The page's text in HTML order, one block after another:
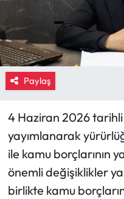
Paylaş
4 Haziran 2026
yayımlanarak
ile kamu borçlarının
önemli değişiklikler
birlikte kamu
İskilip Haberleri
Kargı Haberleri
Kimdir?
Laçin Haberleri
Magazin
Mecitözü Haberleri